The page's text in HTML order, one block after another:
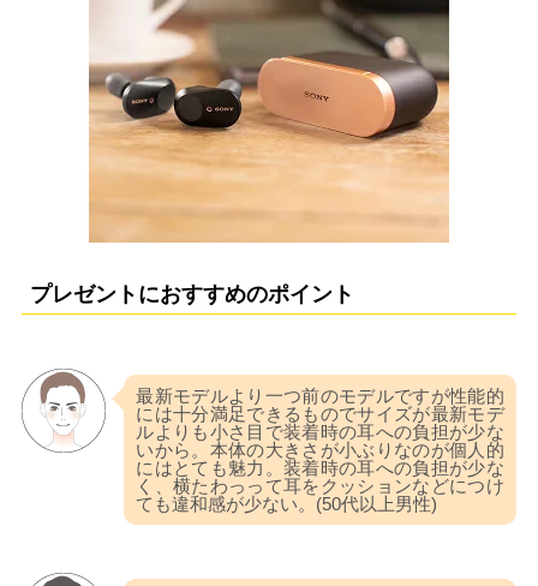
プレゼントにおすすめのポイント
最新モデルより一つ前のモデルですが性能的
には十分満足できるものでサイズが最新モデ
ルよりも小さ目で装着時の耳への負担が少な
いから。本体の大きさが小ぶりなのが個人的
にはとても魅力。装着時の耳への負担が少な
く、横たわっって耳をクッションなどにつけ
ても違和感が少ない。(50代以上男性)